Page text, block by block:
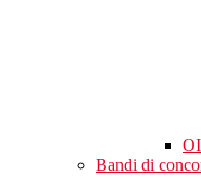
Bandi di